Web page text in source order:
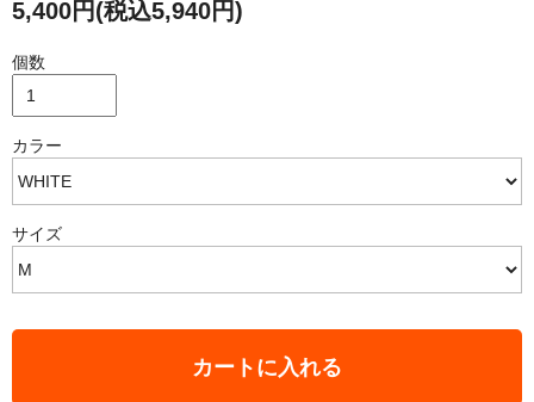
5,400円(税込5,940円)
個数
カラー
サイズ
カートに入れる